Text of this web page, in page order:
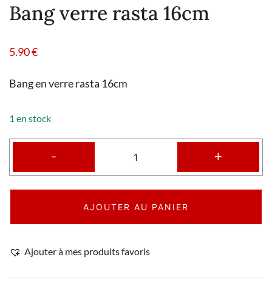
Bang verre rasta 16cm
5.90€
Bang en verre rasta 16cm
1 en stock
- +
AJOUTER AU PANIER
Ajouter à mes produits favoris